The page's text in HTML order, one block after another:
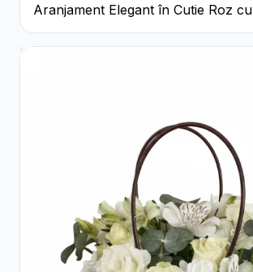
Aranjament Elegant în Cutie Roz cu
Trandafiri și Gerbera